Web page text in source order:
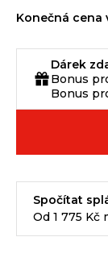
Konečná cena
Dárek
Bonus
Bonus
Spočítat
Od 1 775 Kč